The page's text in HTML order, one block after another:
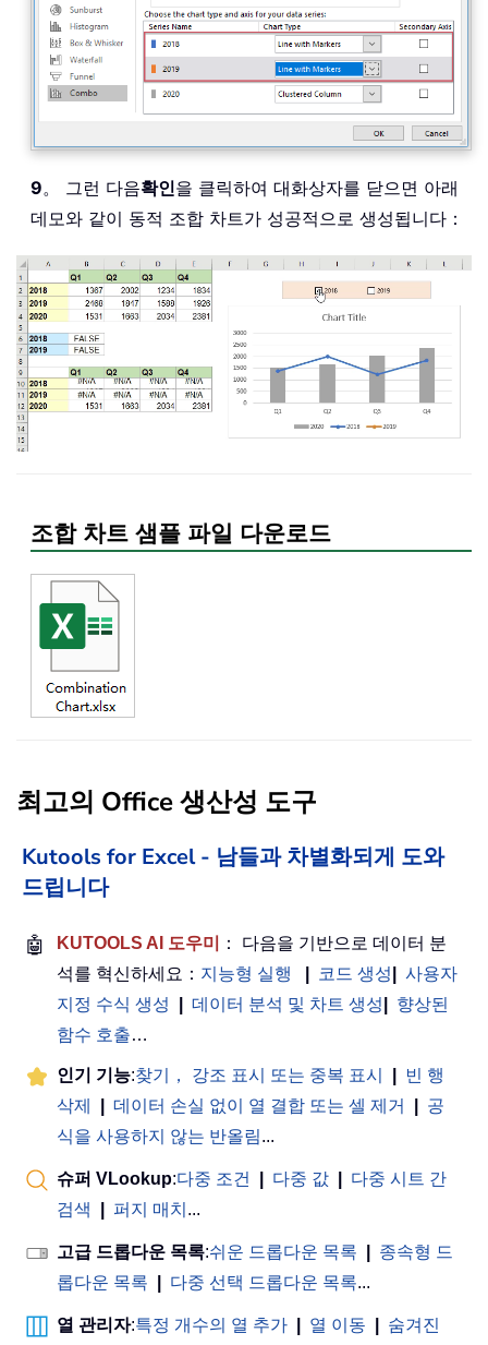
9。 그런 다음확인을 클릭하여 대화상자를 닫으면 아래
데모와 같이 동적 조합 차트가 성공적으로 생성됩니다：
조합 차트 샘플 파일 다운로드
최고의 Office 생산성 도구
Kutools for Excel - 남들과 차별화되게 도와
드립니다
🤖 KUTOOLS AI 도우미
： 다음을 기반으로 데이터 분
석를 혁신하세요： 지능형 실행 코드 생성
사용자
지정 수식 생성
데이터 분석 및 차트 생성
향상된
함수 호출…
인기 기능:찾기， 강조 표시 또는 중복 표시
빈 행
삭제
데이터 손실 없이 열 결합 또는 셀 제거
공
식을 사용하지 않는 반올림...
슈퍼 VLookup:다중 조건 다중 값
다중 시트 간
검색
퍼지 매치 ...
고급 드롭다운 목록:쉬운 드롭다운 목록
종속형 드
롭다운 목록
다중 선택 드롭다운 목록...
열 관리자:특정 개수의 열 추가 열 이동
숨겨진